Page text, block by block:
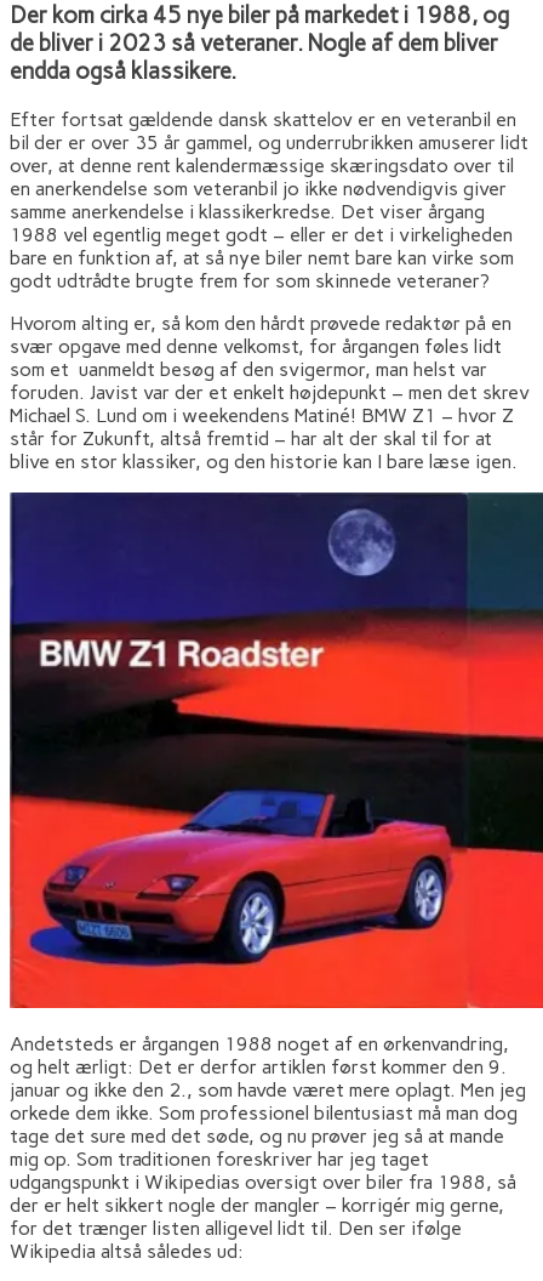
Der kom cirka 45 nye biler på markedet i 1988, og
de bliver i 2023 så veteraner. Nogle af dem bliver
endda også klassikere.
Efter fortsat gældende dansk skattelov er en veteranbil en
bil der er over 35 år gammel, og underrubrikken amuserer lidt
over, at denne rent kalendermæssige skæringsdato over til
en anerkendelse som veteranbil jo ikke nødvendigvis giver
samme anerkendelse i klassikerkredse. Det viser årgang
1988 vel egentlig meget godt – eller er det i virkeligheden
bare en funktion af, at så nye biler nemt bare kan virke som
godt udtrådte brugte frem for som skinnede veteraner?
Hvorom alting er, så kom den hårdt prøvede redaktør på en
svær opgave med denne velkomst, for årgangen føles lidt
som et uanmeldt besøg af den svigermor, man helst var
foruden. Javist var der et enkelt højdepunkt – men det skrev
Michael S. Lund om i weekendens Matiné! BMW Z1 – hvor Z
står for Zukunft, altså fremtid – har alt der skal til for at
blive en stor klassiker, og den historie kan I bare læse igen.
Andetsteds er årgangen 1988 noget af en ørkenvandring,
og helt ærligt: Det er derfor artiklen først kommer den 9.
januar og ikke den 2., som havde været mere oplagt. Men jeg
orkede dem ikke. Som professionel bilentusiast må man dog
tage det sure med det søde, og nu prøver jeg så at mande
mig op. Som traditionen foreskriver har jeg taget
udgangspunkt i Wikipedias oversigt over biler fra 1988, så
der er helt sikkert nogle der mangler – korrigér mig gerne,
for det trænger listen alligevel lidt til. Den ser ifølge
Wikipedia altså således ud: